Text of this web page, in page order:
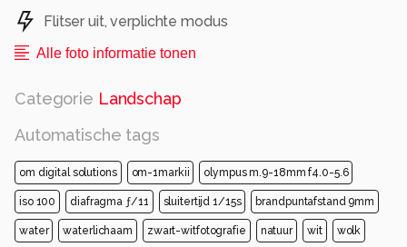
Flitser uit, verplichte modus
Alle foto informatie tonen
Categorie Landschap
Automatische tags
om digital solutions om-1markii olympus m.9-18mm f4.0-5.6
iso 100 diafragma ƒ/11 sluitertijd 1/15s brandpuntafstand 9mm
water waterlichaam zwart-witfotografie natuur wit wolk